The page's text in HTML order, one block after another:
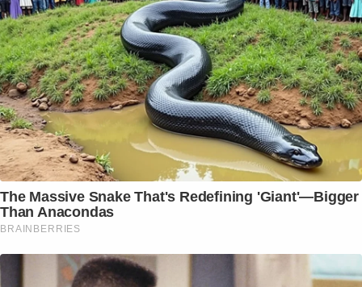
The Massive Snake That's Redefining 'Giant'—Bigger
Than Anacondas
BRAINBERRIES